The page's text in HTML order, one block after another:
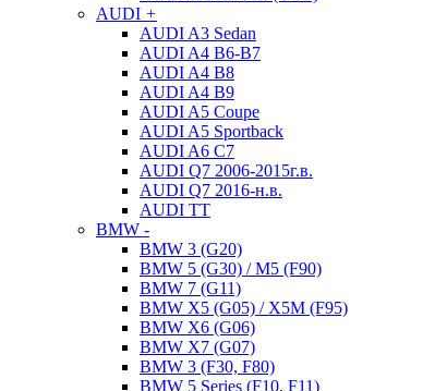
AUDI +
AUDI A3 Sedan
AUDI A4 B6-B7
AUDI A4 B8
AUDI A4 B9
AUDI A5 Coupe
AUDI A5 Sportback
AUDI A6 C7
AUDI Q7 2006-2015г.в.
AUDI Q7 2016-н.в.
AUDI TT
BMW -
BMW 3 (G20)
BMW 5 (G30) / M5 (F90)
BMW 7 (G11)
BMW X5 (G05) / X5M (F95)
BMW X6 (G06)
BMW X7 (G07)
BMW 3 (F30, F80)
BMW 5 Series (F10, F11)